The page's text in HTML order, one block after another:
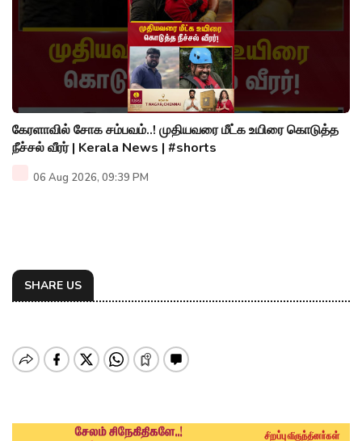
கேரளாவில் சோக சம்பவம்..! முதியவரை மீட்க உயிரை கொடுத்த
நீச்சல் வீரர் | Kerala News | #shorts
06 Aug 2026, 09:39 PM
SHARE US